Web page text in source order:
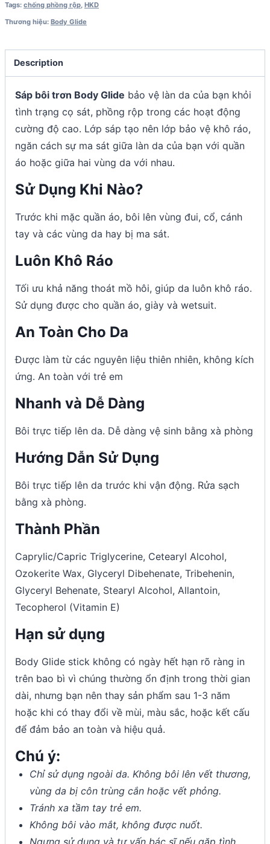
Tags: chống phồng rộp, HKD
Thương hiệu: Body Glide
Description
Sáp bôi trơn Body Glide bảo vệ làn da của bạn khỏi
tình trạng cọ sát, phồng rộp trong các hoạt động
cường độ cao. Lớp sáp tạo nên lớp bảo vệ khô ráo,
ngăn cách sự ma sát giữa làn da của bạn với quần
áo hoặc giữa hai vùng da với nhau.
Sử Dụng Khi Nào?
Trước khi mặc quần áo, bôi lên vùng đui, cổ, cánh
tay và các vùng da hay bị ma sát.
Luôn Khô Ráo
Tối ưu khả năng thoát mồ hôi, giúp da luôn khô ráo.
Sử dụng được cho quần áo, giày và wetsuit.
An Toàn Cho Da
Được làm từ các nguyên liệu thiên nhiên, không kích
ứng. An toàn với trẻ em
Nhanh và Dễ Dàng
Bôi trực tiếp lên da. Dễ dàng vệ sinh bằng xà phòng
Hướng Dẫn Sử Dụng
Bôi trực tiếp lên da trước khi vận động. Rửa sạch
bằng xà phòng.
Thành Phần
Caprylic/Capric Triglycerine, Cetearyl Alcohol,
Ozokerite Wax, Glyceryl Dibehenate, Tribehenin,
Glyceryl Behenate, Stearyl Alcohol, Allantoin,
Tecopherol (Vitamin E)
Hạn sử dụng
Body Glide stick không có ngày hết hạn rõ ràng in
trên bao bì vì chúng thường ổn định trong thời gian
dài, nhưng bạn nên thay sản phẩm sau 1-3 năm
hoặc khi có thay đổi về mùi, màu sắc, hoặc kết cấu
để đảm bảo an toàn và hiệu quả.
Chú ý:
Chỉ sử dụng ngoài da. Không bôi lên vết thương,
vùng da bị côn trùng cắn hoặc vết phỏng.
Tránh xa tầm tay trẻ em.
Không bôi vào mắt, không được nuốt.
Ngưng sử dụng và tư vấn bác sĩ nếu gặp tình